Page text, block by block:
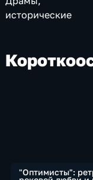
исторические
Короткоо
"Оптимисты":